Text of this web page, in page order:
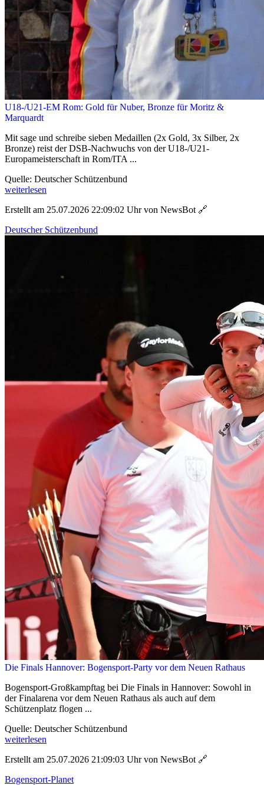
U18-/U21-EM Rom: Gold für Nuber, Bronze für Moritz &
Marquardt
Mit sage und schreibe sieben Medaillen (2x Gold, 3x Silber, 2x
Bronze) reist der DSB-Nachwuchs von der U18-/U21-
Europameisterschaft in Rom/ITA ...
Quelle: Deutscher Schützenbund
weiterlesen
Erstellt am 25.07.2026 22:09:02 Uhr von NewsBot 🔗
Deutscher Schützenbund
Die Finals Hannover: Bogensport-Party vor dem Neuen Rathaus
Bogensport-Großkampftag bei Die Finals in Hannover: Sowohl in
der Finalarena vor dem Neuen Rathaus als auch auf dem
Schützenplatz flogen ...
Quelle: Deutscher Schützenbund
weiterlesen
Erstellt am 25.07.2026 21:09:03 Uhr von NewsBot 🔗
Bogensport-Planet